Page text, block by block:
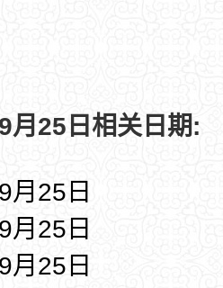
月25日相关日期:
月25日
月25日
月25日